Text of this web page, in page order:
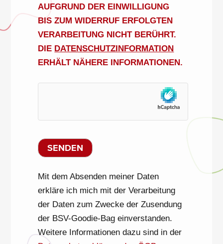
UFGRUND DER EINWILLIGUNG B
IS ZUM WIDERRUF ERFOLGTEN V
ERARBEITUNG NICHT BERÜHRT. D
IE DATENSCHUTZINFORMATION
ERHÄLT NÄHERE INFORMATIONEN.
Mit dem Absenden meiner Daten
erkläre ich mich mit der Verarbeitung
der Daten zum Zwecke der Zusendung
der BSV-Goodie-Bag einverstanden.
Weitere Informationen dazu sind in der